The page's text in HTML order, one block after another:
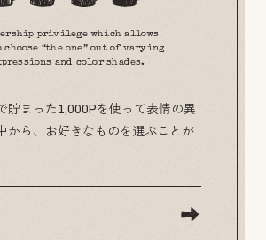
privilege which allows
choose “the one” out of varying
and color shades.
貯まった1,000Pを使って表情の異
から、お好きなものを選ぶことが